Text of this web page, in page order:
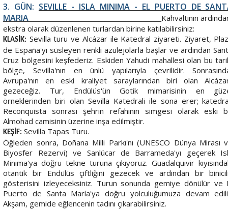
3. GÜN: SEVILLE - ISLA MINIMA - EL PUERTO DE
MARIA Kahvaltının
ekstra olarak düzenlenen turlardan birine katılabilirsiniz:
KLASİK: Sevilla turu ve Alcázar ile Katedral ziyareti. Ziyaret,
de España'yı süsleyen renkli azulejolarla başlar ve ardından
Cruz bölgesini keşfederiz. Eskiden Yahudi mahallesi olan bu
bölge, Sevilla'nın en ünlü yapılarıyla çevrilidir.
Avrupa'nın en eski kraliyet saraylarından biri olan
gezeceğiz. Tur, Endülüs'ün Gotik mimarisinin en
örneklerinden biri olan Sevilla Katedrali ile sona erer;
Reconquista sonrası şehrin refahının simgesi olarak eski
Almohad camisinin üzerine inşa edilmiştir.
KEŞİF: Sevilla Tapas Turu.
Öğleden sonra, Doñana Milli Parkı'nı (UNESCO Dünya Mirası
Biyosfer Rezervi) ve Sanlúcar de Barrameda'yı geçerek
Minima'ya doğru tekne turuna çıkıyoruz. Guadalquivir
otantik bir Endülüs çiftliğini gezecek ve ardından bir
gösterisini izleyeceksiniz. Turun sonunda gemiye dönülür ve
Puerto de Santa María'ya doğru yolculuğumuza devam
Akşam, gemide eğlencenin tadını çıkarabilirsiniz.